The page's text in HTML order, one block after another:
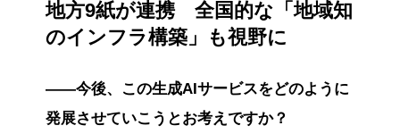
地方9紙が連携 全国的な「地域知
のインフラ構築」も視野に
――今後、この生成AIサービスをどのように
発展させていこうとお考えですか？